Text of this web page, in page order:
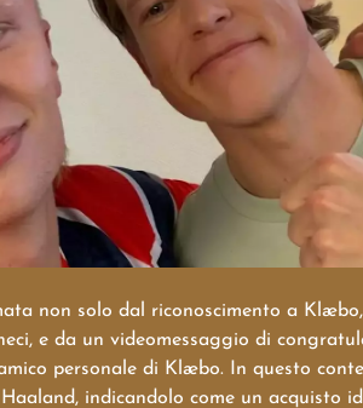
non solo dal riconoscimento a
e da un videomessaggio di
personale di Klæbo. In questo
indicandolo come un acquisto